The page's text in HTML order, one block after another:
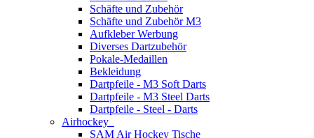
Schäfte und Zubehör
Schäfte und Zubehör M3
Aufkleber Werbung
Diverses Dartzubehör
Pokale-Medaillen
Bekleidung
Dartpfeile - M3 Soft Darts
Dartpfeile - M3 Steel Darts
Dartpfeile - Steel - Darts
Airhockey
SAM Air Hockey Tische